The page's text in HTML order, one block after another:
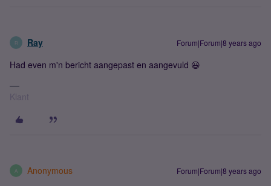
R Ray Forum|Forum|8 years ago
Had even m'n bericht aangepast en aangevuld 😃
Klant
A Anonymous Forum|Forum|8 years ago